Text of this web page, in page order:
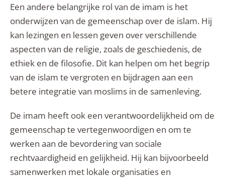
Een andere belangrijke rol van de imam is het
onderwijzen van de gemeenschap over de islam. Hij
kan lezingen en lessen geven over verschillende
aspecten van de religie, zoals de geschiedenis, de
ethiek en de filosofie. Dit kan helpen om het begrip
van de islam te vergroten en bijdragen aan een
betere integratie van moslims in de samenleving.
De imam heeft ook een verantwoordelijkheid om de
gemeenschap te vertegenwoordigen en om te
werken aan de bevordering van sociale
rechtvaardigheid en gelijkheid. Hij kan bijvoorbeeld
samenwerken met lokale organisaties en